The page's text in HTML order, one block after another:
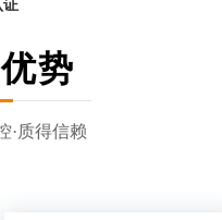
证
优势
·质得信赖